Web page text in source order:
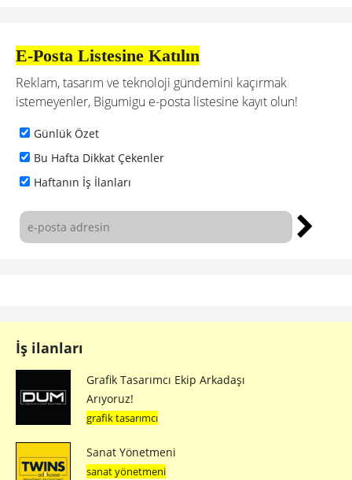
E-Posta Listesine Katılın
Reklam, tasarım ve teknoloji gündemini kaçırmak
istemeyenler, Bigumigu e-posta listesine kayıt olun!
Günlük Özet
Bu Hafta Dikkat Çekenler
Haftanın İş İlanları
İş ilanları
Grafik Tasarımcı Ekip Arkadaşı
Arıyoruz!
grafik tasarımcı
Sanat Yönetmeni
sanat yönetmeni